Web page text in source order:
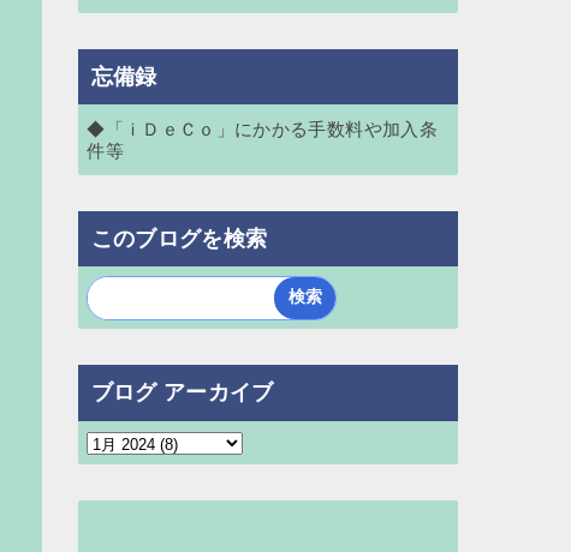
忘備録
◆「ｉＤｅＣｏ」にかかる手数料や加入条
件等
このブログを検索
ブログ アーカイブ